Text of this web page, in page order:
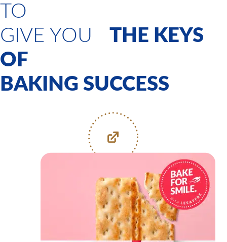
TO
GIVE YOU
THE KEYS
OF
BAKING SUCCESS
DISCOVER OUR
COMMITMENTS